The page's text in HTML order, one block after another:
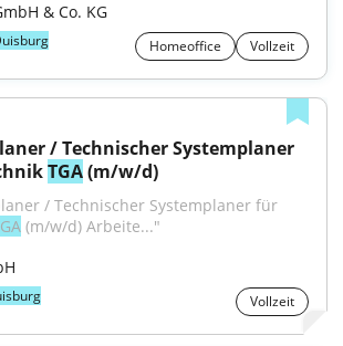
& Co. KG
Homeoffice Vollzeit
/ Technischer Systemplaner
TGA (m/w/d)
/ Technischer Systemplaner für
(m/w/d) Arbeite..."
Vollzeit